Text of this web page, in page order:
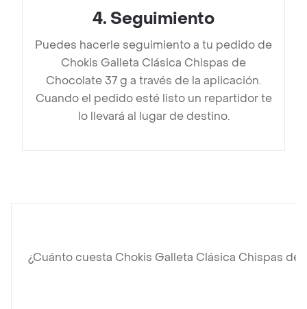
4. Seguimiento
Puedes hacerle seguimiento a tu pedido de
Chokis Galleta Clásica Chispas de
Chocolate 37 g a través de la aplicación.
Cuando el pedido esté listo un repartidor te
lo llevará al lugar de destino.
¿Cuánto cuesta Chokis Galleta Clásica Chispas de